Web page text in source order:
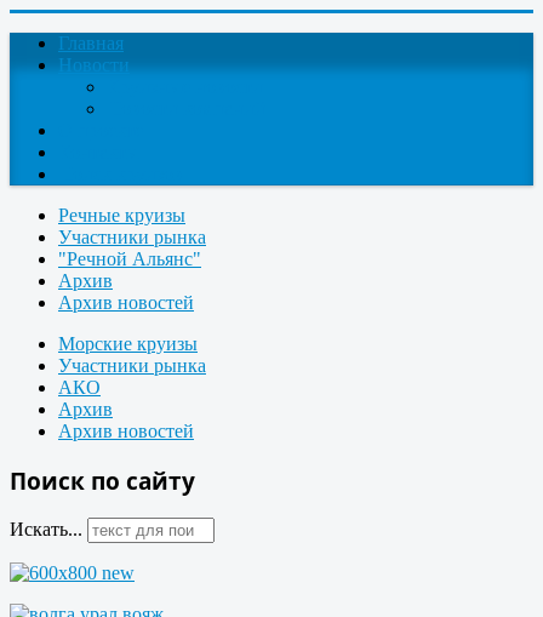
Главная
Новости
Речные круизы
Участники рынка
"Речной Альянс"
Архив
Архив новостей
Морские круизы
Участники рынка
АКО
Архив
Архив новостей
Поиск по сайту
Искать...